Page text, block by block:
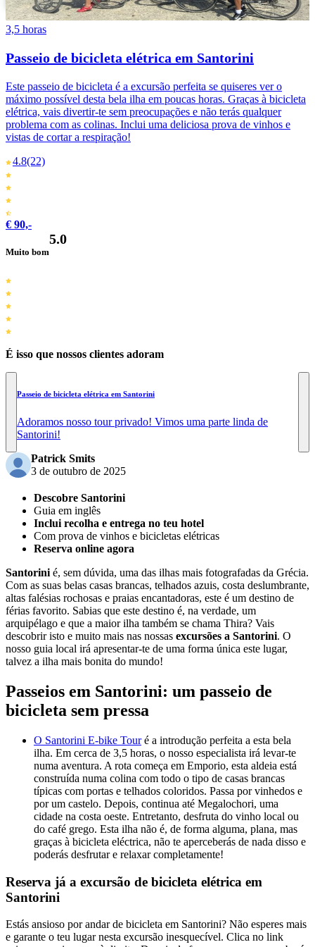
3,5 horas
Passeio de bicicleta elétrica em Santorini
Este passeio de bicicleta é a excursão perfeita se quiseres ver o
máximo possível desta bela ilha em poucas horas. Graças à bicicleta
elétrica, vais divertir-te sem preocupações e não terás qualquer
problema com as colinas. Inclui uma deliciosa prova de vinhos e
vistas de cortar a respiração!
4.8(22)
€ 90,-
Muito bom
5.0
É isso que nossos clientes adoram
Passeio de bicicleta elétrica em Santorini
Adoramos nosso tour privado! Vimos uma parte linda de
Santorini!
Patrick Smits
3 de outubro de 2025
Descobre Santorini
Guia em inglês
Inclui recolha e entrega no teu hotel
Com prova de vinhos e bicicletas elétricas
Reserva online agora
Santorini é, sem dúvida, uma das ilhas mais fotografadas da Grécia.
Com as suas belas casas brancas, telhados azuis, costa deslumbrante,
altas falésias rochosas e praias encantadoras, este é um destino de
férias favorito. Sabias que este destino é, na verdade, um
arquipélago e que a maior ilha também se chama Thira? Vais
descobrir isto e muito mais nas nossas excursões a Santorini. O
nosso guia local irá apresentar-te de uma forma única este lugar,
talvez a ilha mais bonita do mundo!
Passeios em Santorini: um passeio de
bicicleta sem pressa
O Santorini E-bike Touré a introdução perfeita a esta bela
ilha. Em cerca de 3,5 horas, o nosso especialista irá levar-te
numa aventura. A rota começa em Emporio, esta aldeia está
construída numa colina com todo o tipo de casas brancas
típicas com portas e telhados coloridos. Passa por vinhedos e
por um castelo. Depois, continua até Megalochori, uma
cidade na costa oeste. Entretanto, desfruta do vinho local ou
do café grego. Esta ilha não é, de forma alguma, plana, mas
graças à bicicleta eléctrica, não te aperceberás de nada disso e
poderás desfrutar e relaxar completamente!
Reserva já a excursão de bicicleta elétrica em
Santorini
Estás ansioso por andar de bicicleta em Santorini? Não esperes mais
e garante o teu lugar nesta excursão inesquecível. Clica no link